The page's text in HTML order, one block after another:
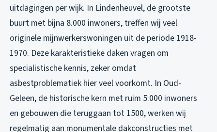
uitdagingen per wijk. In Lindenheuvel, de grootste
buurt met bijna 8.000 inwoners, treffen wij veel
originele mijnwerkerswoningen uit de periode 1918-
1970. Deze karakteristieke daken vragen om
specialistische kennis, zeker omdat
asbestproblematiek hier veel voorkomt. In Oud-
Geleen, de historische kern met ruim 5.000 inwoners
en gebouwen die teruggaan tot 1500, werken wij
regelmatig aan monumentale dakconstructies met